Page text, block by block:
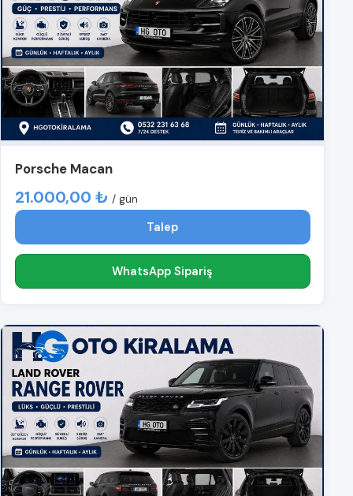
Porsche Macan
21.000,00 ₺ / gün
Talep
WhatsApp Sipariş